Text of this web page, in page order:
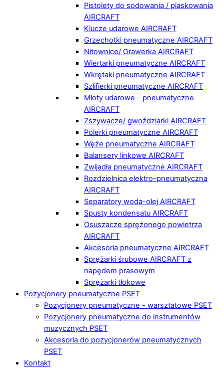
Pistolety do sodowania / piaskowania
AIRCRAFT
Klucze udarowe AIRCRAFT
Grzechotki pneumatyczne AIRCRAFT
Nitownice/ Grawerka AIRCRAFT
Wiertarki pneumatyczne AIRCRAFT
Wkrętaki pneumatyczne AIRCRAFT
Szlifierki pneumatyczne AIRCRAFT
Młoty udarowe - pneumatyczne
AIRCRAFT
Zszywacze/ gwoździarki AIRCRAFT
Polerki pneumatyczne AIRCRAFT
Węże pneumatyczne AIRCRAFT
Balansery linkowe AIRCRAFT
Zwijadła pneumatyczne AIRCRAFT
Rozdzielnica elektro-pneumatyczna
AIRCRAFT
Separatory woda-olej AIRCRAFT
Spusty kondensatu AIRCRAFT
Osuszacze sprężonego powietrza
AIRCRAFT
Akcesoria pneumatyczne AIRCRAFT
Sprężarki śrubowe AIRCRAFT z
napędem prasowym
Sprężarki tłokowe
Pozycjonery pneumatyczne PSET
Pozycjonery pneumatyczne - warsztatowe PSET
Pozycjonery pneumatyczne do instrumentów
muzycznych PSET
Akcesoria do pozycjonerów pneumatycznych
PSET
Kontakt